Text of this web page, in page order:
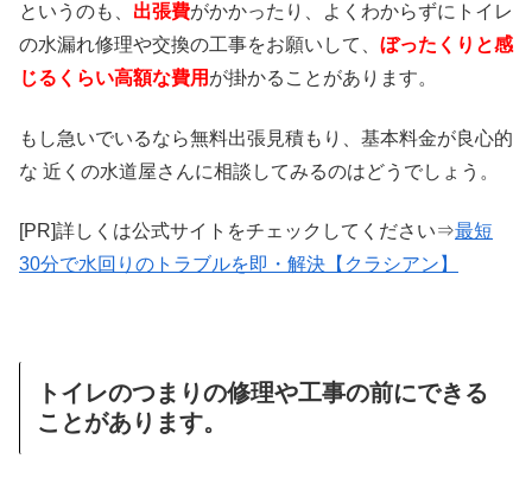
というのも、 出張費がかかったり、よくわからずにトイレ
の水漏れ修理や交換の工事をお願いして、 ぼったくりと感
じるくらい高額な費用 が掛かることがあります。
もし急いでいるなら無料出張見積もり、基本料金が良心的
な 近くの水道屋さんに相談してみるのはどうでしょう。
[PR]詳しくは公式サイトをチェックしてください⇒最短
30分で水回りのトラブルを即・解決【クラシアン】
トイレのつまりの修理や工事の前にできる
ことがあります。